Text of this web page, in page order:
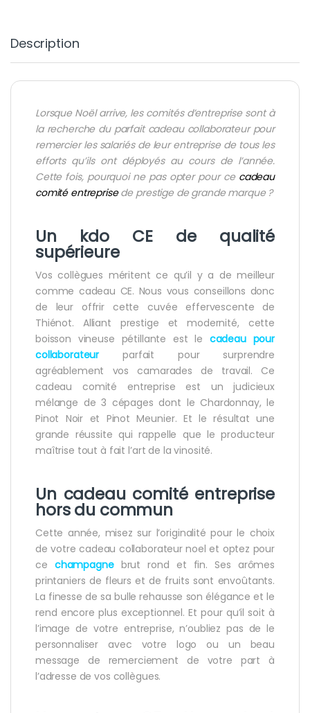
Description
Lorsque Noël arrive, les comités d’entreprise sont à
la recherche du parfait cadeau collaborateur pour
remercier les salariés de leurentreprise de tous les
efforts qu’ils ont déployés au cours de l’année.
Cette fois, pourquoi ne pas opter pour ce cadeau
comité entreprisede prestige de grande marque ?
Un kdo CE de qualité
supérieure
Vos collègues méritent ce qu’il y a de meilleur
comme cadeau CE. Nous vous conseillons donc
de leur offrir cette cuvée effervescente de
Thiénot. Alliant prestige et modernité, cette
boisson vineuse pétillante est le cadeau pour
collaborateurparfait pour surprendre
agréablement vos camarades de travail. Ce
cadeau comité entreprise est un judicieux
mélange de 3 cépages dont le Chardonnay, le
Pinot Noir et Pinot Meunier. Et le résultat une
grande réussite qui rappelle que le producteur
maîtrise tout à fait l’art de la vinosité.
Un cadeau comité entreprise
hors du commun
Cette année, misez sur l’originalité pour le choix
de votre cadeau collaborateur noel et optez pour
ce champagne brut rond et fin. Ses arômes
printaniers de fleurs et de fruits sont envoûtants.
La finesse de sa bulle rehausse son élégance et le
rend encore plus exceptionnel. Et pour qu’il soit à
l’image de votre entreprise, n’oubliez pas de le
personnaliser avec votre logo ou un beau
message de remerciement de votre part à
l’adresse de vos collègues.